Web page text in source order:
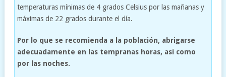
temperaturas mínimas de 4 grados Celsius por las mañanas y
máximas de 22 grados durante el día.
Por lo que se recomienda a la población, abrigarse
adecuadamente en las tempranas horas, así como
por las noches.